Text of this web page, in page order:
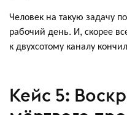
Человек на такую задачу
рабочий день. И, скорее
к двухсотому каналу
Кейс 5: